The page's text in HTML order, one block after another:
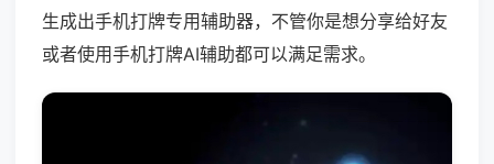
生成出手机打牌专用辅助器，不管你是想分享给好友
或者使用手机打牌AI辅助都可以满足需求。